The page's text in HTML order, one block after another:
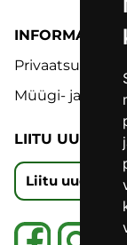
Müügi- ja
LIITU
Liitu